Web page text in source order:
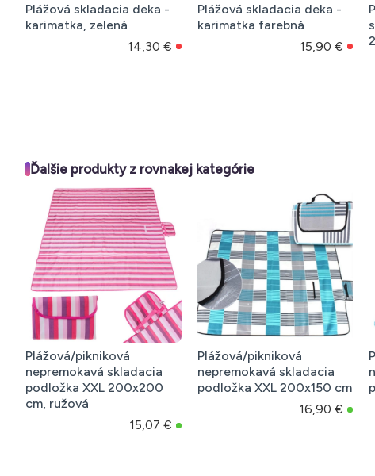
Plážová skladacia deka -
karimatka, zelená
14,30 €
Plážová skladacia deka -
karimatka farebná
15,90 €
Ďalšie produkty z rovnakej kategórie
pikniková
skladacia
XXL 200x150 cm
16,90 €
Plážová/pikniková
nepremokavá skladacia
podložka XXL 145x200 cm
Plážová/
skladacia
cm